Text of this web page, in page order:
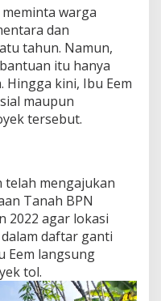
warga
dan
tahun. Namun,
itu hanya
Hingga kini, Ibu Eem
maupun
tersebut.
telah mengajukan
Tanah BPN
2022 agar lokasi
daftar ganti
Eem langsung
tol.